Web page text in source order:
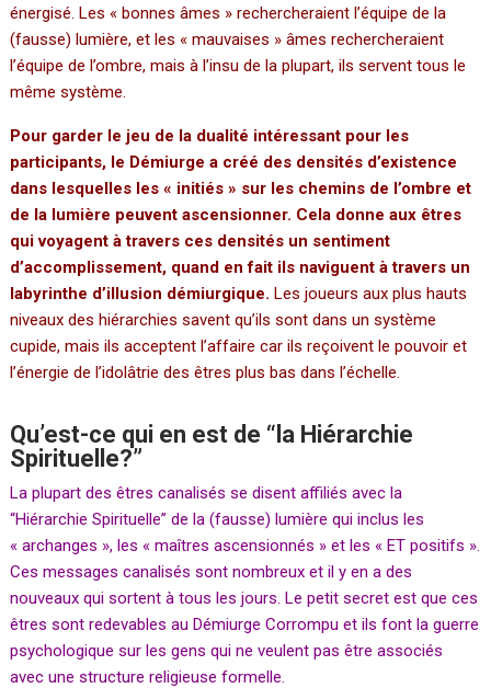
énergisé. Les « bonnes âmes » rechercheraient l’équipe de la
(fausse) lumière, et les « mauvaises » âmes rechercheraient
l’équipe de l’ombre, mais à l’insu de la plupart, ils servent tous le
même système.
Pour garder le jeu de la dualité intéressant pour les
participants, le Démiurge a créé des densités d’existence
dans lesquelles les « initiés » sur les chemins de l’ombre et
de la lumière peuvent ascensionner. Cela donne aux êtres
qui voyagent à travers ces densités un sentiment
d’accomplissement, quand en fait ils naviguent à travers un
labyrinthe d’illusion démiurgique.Les joueurs aux plus hauts
niveaux des hiérarchies savent qu’ils sont dans un système
cupide, mais ils acceptent l’affaire car ils reçoivent le pouvoir et
l’énergie de l’idolâtrie des êtres plus bas dans l’échelle.
Qu’est-ce qui en est de “la Hiérarchie
Spirituelle?”
La plupart des êtres canalisés se disent affiliés avec la
“Hiérarchie Spirituelle” de la (fausse) lumière qui inclus les
« archanges », les « maîtres ascensionnés » et les « ET positifs ».
Ces messages canalisés sont nombreux et il y en a des
nouveaux qui sortent à tous les jours. Le petit secret est que ces
êtres sont redevables au Démiurge Corrompu et ils font la guerre
psychologique sur les gens qui ne veulent pas être associés
avec une structure religieuse formelle.